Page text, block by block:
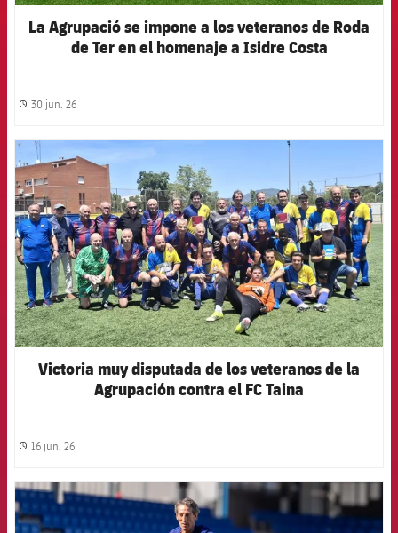
La Agrupació se impone a los veteranos de Roda
de Ter en el homenaje a Isidre Costa
label.share.clock
30 jun. 26
FCB Barcelona badge
Victoria muy disputada de los veteranos de la
Agrupación contra el FC Taina
label.share.clock
16 jun. 26
FCB Barcelona badge